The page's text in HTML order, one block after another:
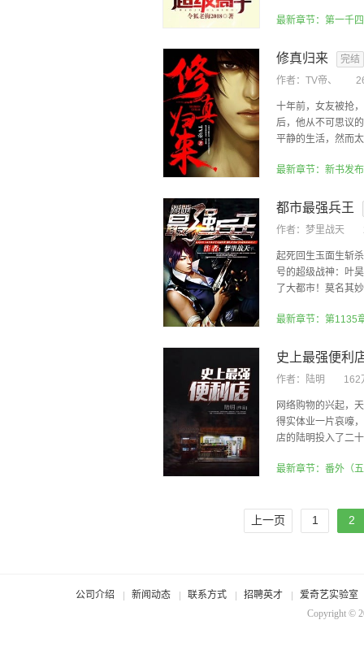
最新章节：第一千
修真归来
完结
作者： TV帝、
十年前，女友被抢
后，他从不可思议
平静的生活，然而
最新章节：新书发
都市最强兵王
作者： 梦里战天
起死回生玉面生斩
号的超级战神：叶
了大都市！莫名其
最新章节：第1135
史上最强便利
作者： 陆明 162
网络购物的兴起，
得实体业一片哀嚎
店的陆明投入了二
最新章节：番外（
上一页 1 2
公司介绍 新闻动态 联系方式 招聘英才
爱奇艺实验室
Copyright ©